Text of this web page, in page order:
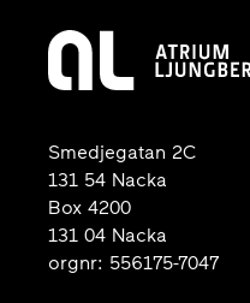
Smedjegatan 2C
131 54 Nacka
Box 4200
131 04 Nacka
orgnr: 556175-7047